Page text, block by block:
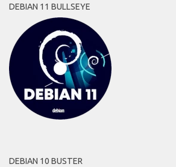
DEBIAN 11 BULLSEYE
DEBIAN 10 BUSTER